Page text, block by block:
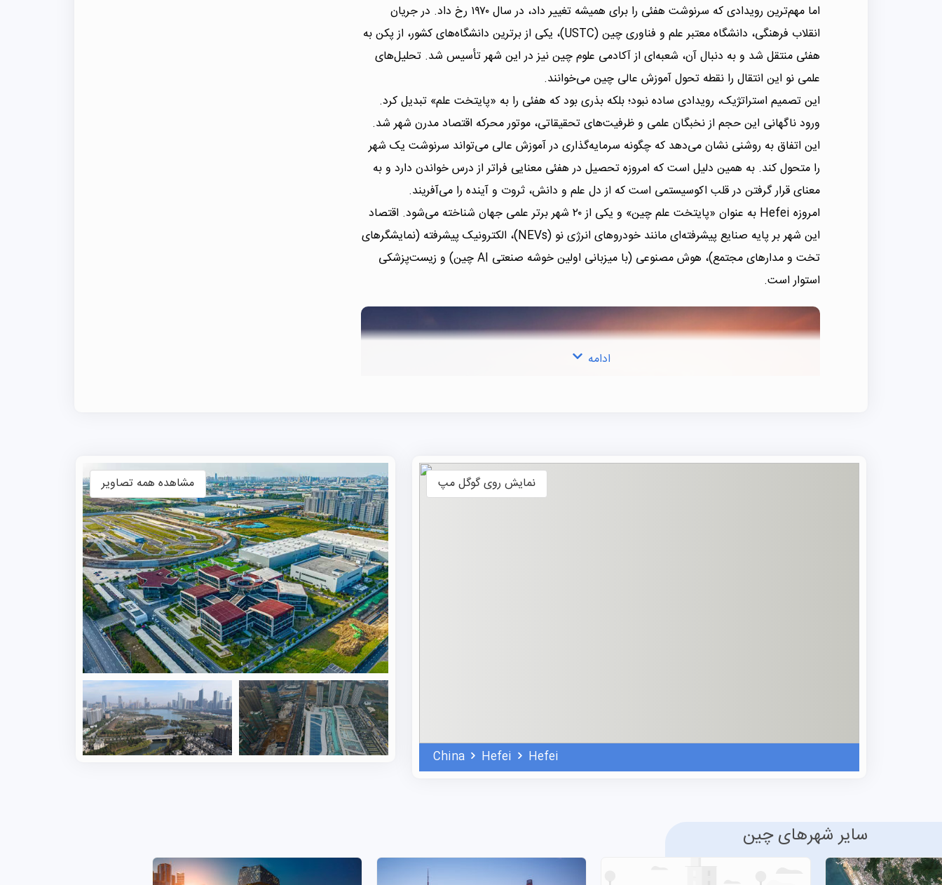
اما مهم‌ترین رویدادی که سرنوشت هفئی را برای همیشه تغییر داد، در سال ۱۹۷۰ رخ داد. در جریان
انقلاب فرهنگی، دانشگاه معتبر علم و فناوری چین (USTC)، یکی از برترین دانشگاه‌های کشور، از پکن به
هفئی منتقل شد و به دنبال آن، شعبه‌ای از آکادمی علوم چین نیز در این شهر تأسیس شد. تحلیل‌های
علمی نو این انتقال را نقطه تحول آموزش عالی چین می‌خوانند.
این تصمیم استراتژیک، رویدادی ساده نبود؛ بلکه بذری بود که هفئی را به «پایتخت علم» تبدیل کرد.
ورود ناگهانی این حجم از نخبگان علمی و ظرفیت‌های تحقیقاتی، موتور محرکه اقتصاد مدرن شهر شد.
این اتفاق به روشنی نشان می‌دهد که چگونه سرمایه‌گذاری در آموزش عالی می‌تواند سرنوشت یک شهر
را متحول کند. به همین دلیل است که امروزه تحصیل در هفئی معنایی فراتر از درس خواندن دارد و به
معنای قرار گرفتن در قلب اکوسیستمی است که از دل علم و دانش، ثروت و آینده را می‌آفریند.
امروزه Hefei به عنوان «پایتخت علم چین» و یکی از ۲۰ شهر برتر علمی جهان شناخته می‌شود. اقتصاد
این شهر بر پایه صنایع پیشرفته‌ای مانند خودروهای انرژی نو (NEVs)، الکترونیک پیشرفته (نمایشگرهای
تخت و مدارهای مجتمع)، هوش مصنوعی (با میزبانی اولین خوشه صنعتی AI چین) و زیست‌پزشکی
استوار است.
یکی از ویژگی‌های برجسته این شهر که آن را از بسیاری از شهرهای صنعتی چین متمایز می‌کند، تعهد آن
به فضای سبز است. Hefei رسماً به عنوان «شهر باغ ملی» شناخته شده و در کنار پکن و جوهای، یکی
ساکنان را به شکل چشمگیری افزایش داده است؛ مزیتی مهم برای کسانی که تحصیل در هفئی را انتخاب
می‌کنند، زیرا می‌توانند در محیطی آرام و سرسبز به فعالیت‌های علمی و پژوهشی خود بپردازند. علمی نو،
جاذبه‌های تاریخی مهم آن شامل معبد لرد بائو، شهر باستانی سان‌هه با معماری دوران مینگ و چینگ و
اقامتگاه لی هونگ‌ژانگ است. این شهر همچنین بهترین مکان برای تجربه غذاهای اصیل آن‌هویی (Hui
Cai)، یکی از هشت مکتب بزرگ آشپزی چین، محسوب می‌شود که می‌تواند نکته بسیار جالبی برای
استفاده کنید و قدم در راهی بگذارید که آینده شما را در یکی از قطب‌های علمی نوین چین رقم بزند،
همین حالا برای یک جلسه مشاوره پذیرش تحصیلی وقت رزرو کنید.
ادامه
نمایش روی گوگل مپ
China Hefei Hefei
مشاهده همه تصاویر
سایر شهرهای چین